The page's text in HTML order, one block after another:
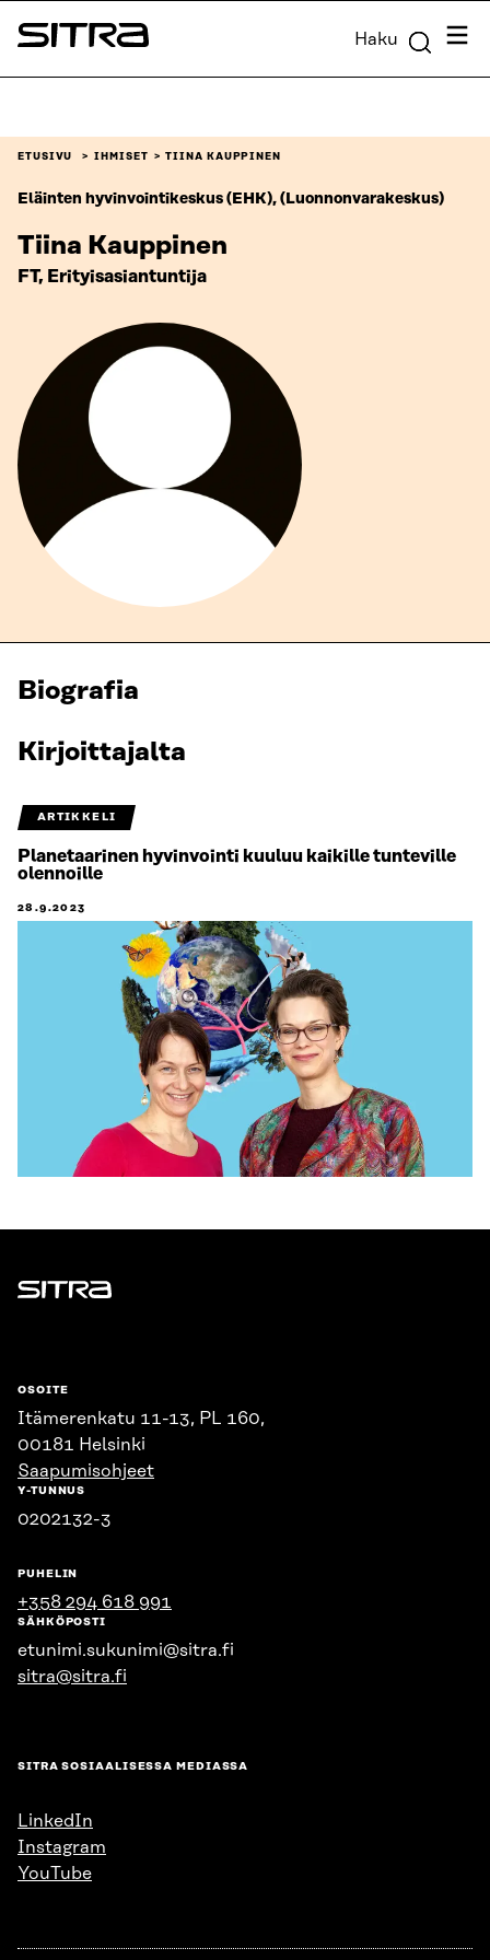
Siirry
suoraan
Sitra Haku
ETUSIVU IHMISET TIINA KAUPPINEN
Eläinten hyvinvointikeskus (EHK), (Luonnonvarakeskus)
Tiina Kauppinen
FT, Erityisasiantuntija
Biografia
Kirjoittajalta
ARTIKKELI
Planetaarinen hyvinvointi kuuluu kaikille tunteville
olennoille
28.9.2023
Sitra
OSOITE
Itämerenkatu 11-13, PL 160,
00181 Helsinki
Saapumisohjeet
Y-TUNNUS
0202132-3
PUHELIN
+358 294 618 991
SÄHKÖPOSTI
etunimi.sukunimi@sitra.fi
sitra@sitra.fi
SITRA SOSIAALISESSA MEDIASSA
LinkedIn
Instagram
YouTube